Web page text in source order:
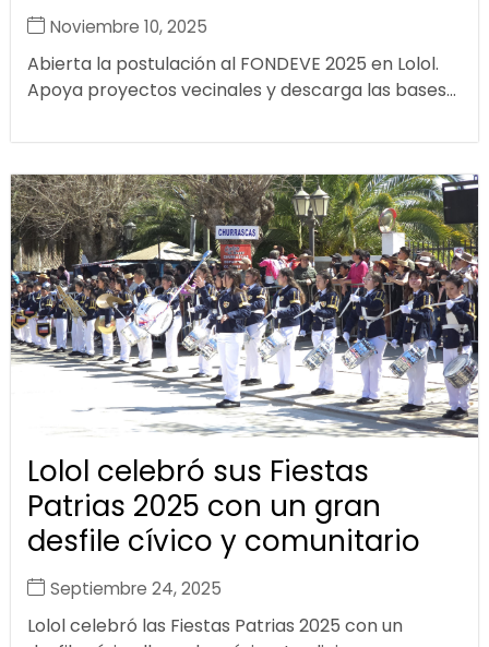
Noviembre 10, 2025
Abierta la postulación al FONDEVE 2025 en Lolol.
Apoya proyectos vecinales y descarga las bases...
Lolol celebró sus Fiestas
Patrias 2025 con un gran
desfile cívico y comunitario
Septiembre 24, 2025
Lolol celebró las Fiestas Patrias 2025 con un